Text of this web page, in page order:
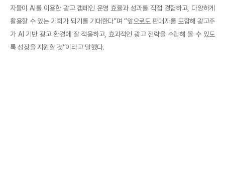
자들이 AI를 이용한 광고 캠페인 운영 효율과 성과를 직접 경험하고, 다양하게
활용할 수 있는 기회가 되기를 기대한다”며 “앞으로도 판매자를 포함해 광고주
가 AI 기반 광고 환경에 잘 적응하고, 효과적인 광고 전략을 수립해 볼 수 있도
록 성장을 지원할 것”이라고 말했다.